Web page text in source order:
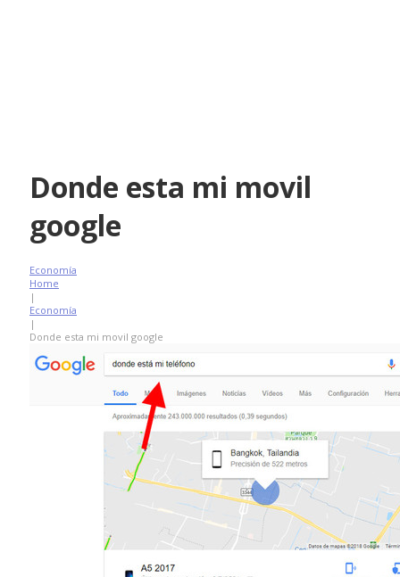
Donde esta mi movil
google
Economía
Home
|
Economía
|
Donde esta mi movil google